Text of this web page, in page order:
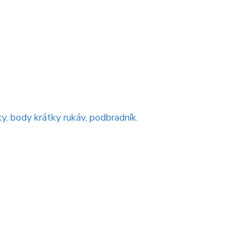
body krátky rukáv, podbradník.